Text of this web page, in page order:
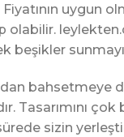
uygun
olabilir.
beşikler
bahsetmeye
Tasarımını
sürede sizin